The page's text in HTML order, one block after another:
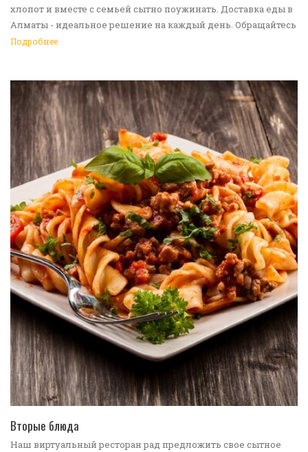
хлопот и вместе с семьей сытно поужинать. Доставка еды в
Алматы - идеальное решение на каждый день. Обращайтесь
к нам!
Подробнее
Вторые блюда
Наш виртуальный ресторан рад предложить свое сытное